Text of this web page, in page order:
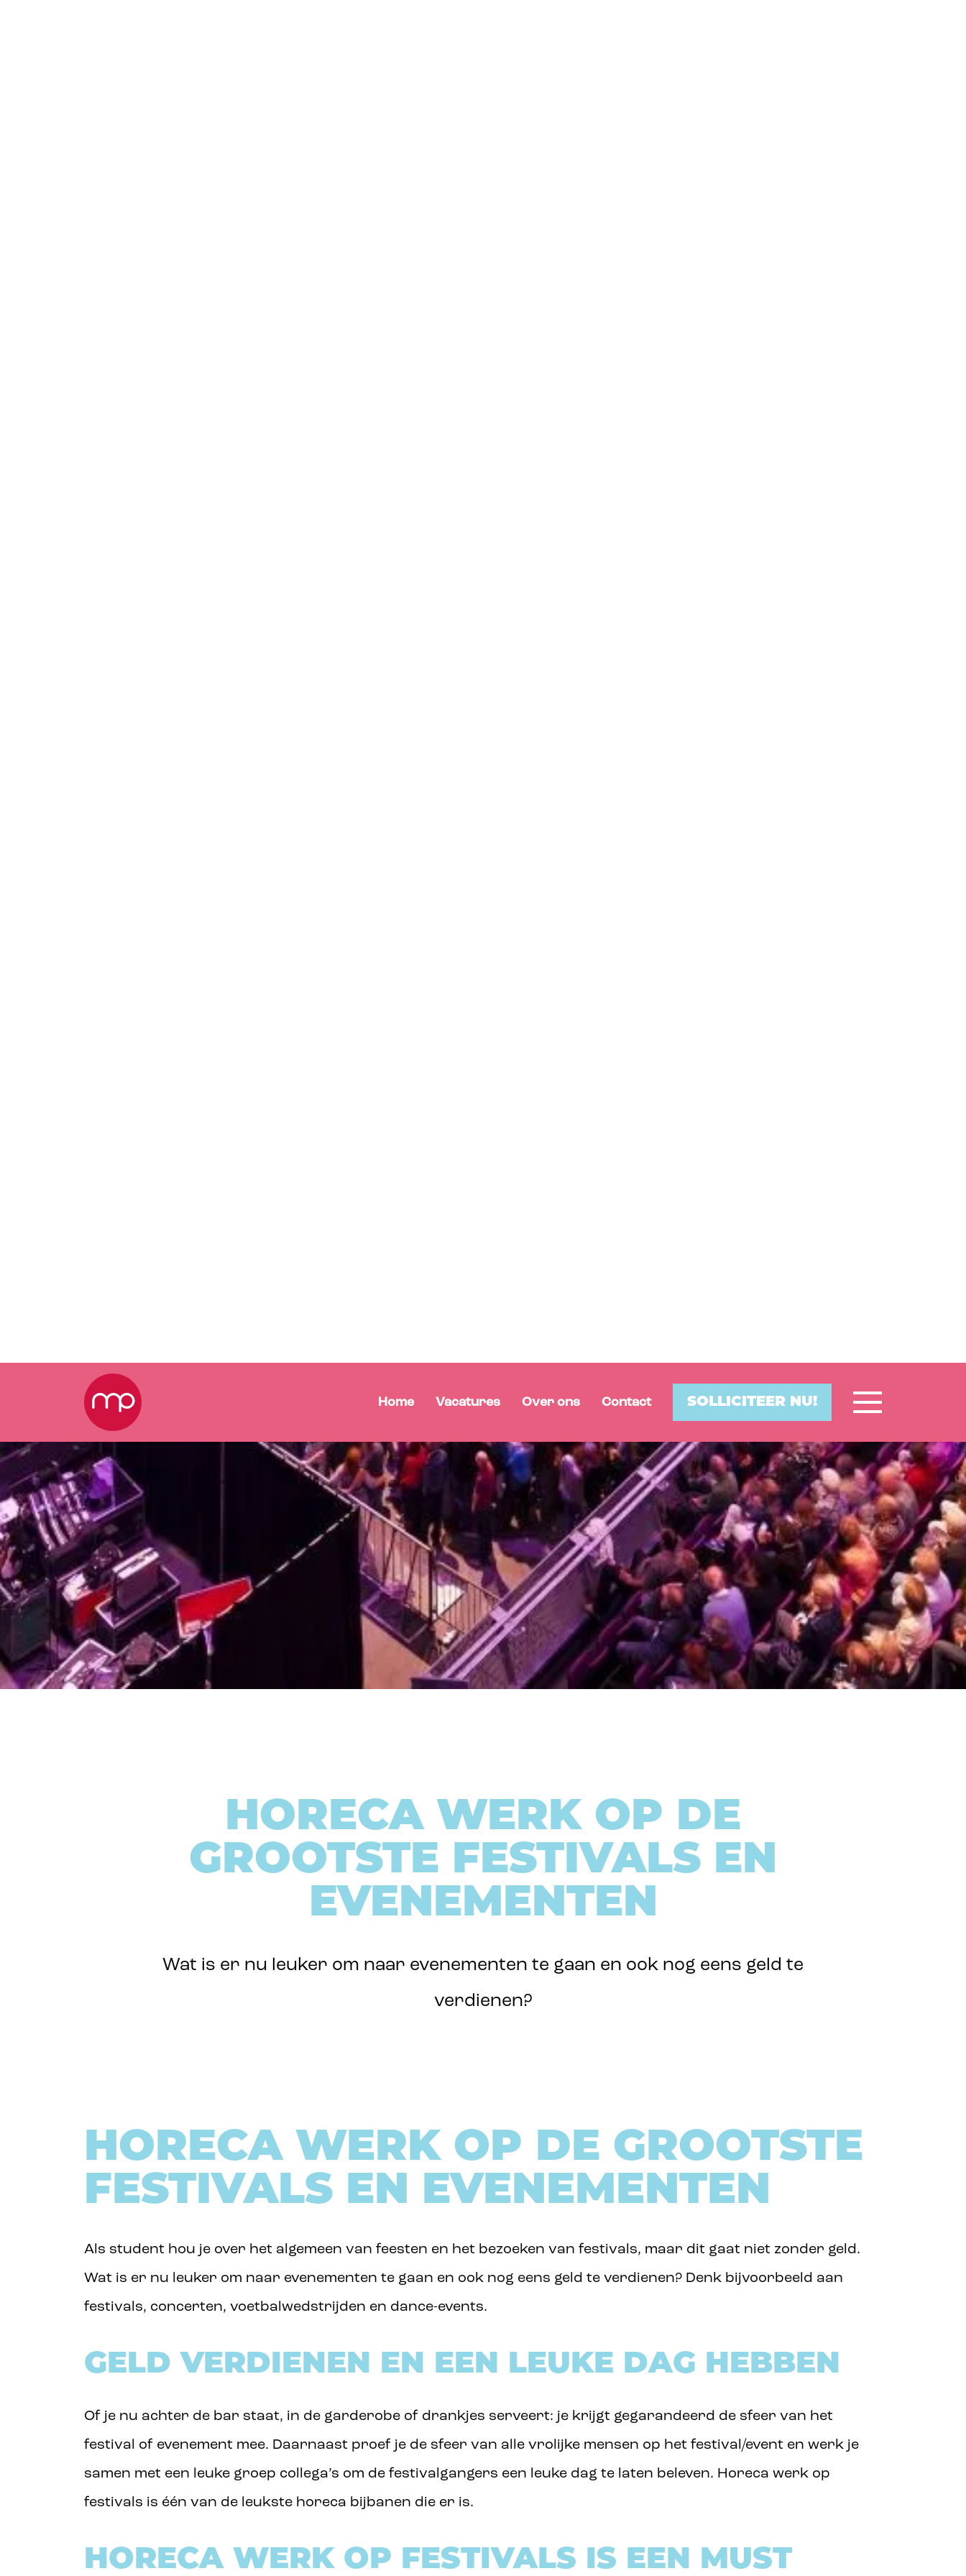
HORECA WERK OP DE
GROOTSTE FESTIVALS EN
EVENEMENTEN
Wat is er nu leuker om naar evenementen te gaan en ook nog eens geld te
verdienen?
HORECA WERK OP DE GROOTSTE
FESTIVALS EN EVENEMENTEN
Als student hou je over het algemeen van feesten en het bezoeken van festivals, maar dit gaat niet zonder geld.
Wat is er nu leuker om naar evenementen te gaan en ook nog eens geld te verdienen? Denk bijvoorbeeld aan
festivals, concerten, voetbalwedstrijden en dance-events.
GELD VERDIENEN EN EEN LEUKE DAG HEBBEN
Of je nu achter de bar staat, in de garderobe of drankjes serveert: je krijgt gegarandeerd de sfeer van het
festival of evenement mee. Daarnaast proef je de sfeer van alle vrolijke mensen op het festival/event en werk je
samen met een leuke groep collega’s om de festivalgangers een leuke dag te laten beleven. Horeca werk op
festivals is één van de leukste horeca bijbanen die er is.
HORECA WERK OP FESTIVALS IS EEN MUST